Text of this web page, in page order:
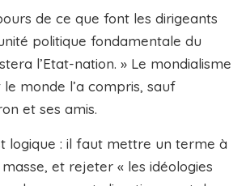
de ce que font les dirigeants
politique fondamentale du
l’Etat-nation. » Le mondialisme
monde l’a compris, sauf
et ses amis.
logique : il faut mettre un terme à
et rejeter « les idéologies